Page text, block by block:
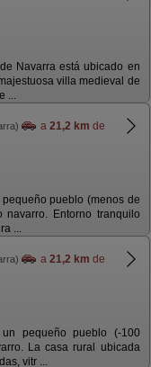
Navarra está ubicado en
villa medieval de
...
a 21,2 km de
pueblo (menos de
Entorno tranquilo
...
a 21,2 km de
pequeño pueblo (-100
La casa rural ubicada
vitr ...